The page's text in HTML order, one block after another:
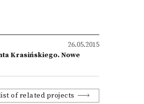
26.05.2015
Krasińskiego. Nowe
of related projects